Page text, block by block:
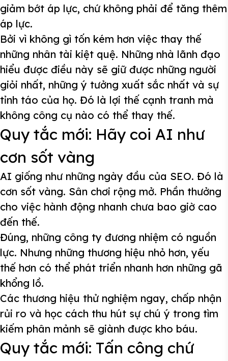
giảm bớt áp lực, chứ không phải để tăng thêm
áp lực.
Bởi vì không gì tốn kém hơn việc thay thế
những nhân tài kiệt quệ. Những nhà lãnh đạo
hiểu được điều này sẽ giữ được những người
giỏi nhất, những ý tưởng xuất sắc nhất và sự
tỉnh táo của họ. Đó là lợi thế cạnh tranh mà
không công cụ nào có thể thay thế.
Quy tắc mới: Hãy coi AI như
cơn sốt vàng
AI giống như những ngày đầu của SEO. Đó là
cơn sốt vàng. Sân chơi rộng mở. Phần thưởng
cho việc hành động nhanh chưa bao giờ cao
đến thế.
Đúng, những công ty đương nhiệm có nguồn
lực. Nhưng những thương hiệu nhỏ hơn, yếu
thế hơn có thể phát triển nhanh hơn những gã
khổng lồ.
Các thương hiệu thử nghiệm ngay, chấp nhận
rủi ro và học cách thu hút sự chú ý trong tìm
kiếm phân mảnh sẽ giành được kho báu.
Quy tắc mới: Tấn công chứ